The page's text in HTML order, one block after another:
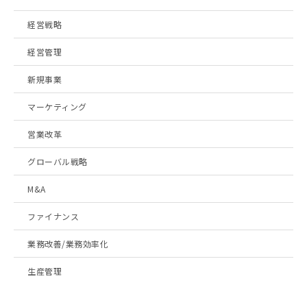
経営戦略
経営管理
新規事業
マーケティング
営業改革
グローバル戦略
M&A
ファイナンス
業務改善/業務効率化
生産管理